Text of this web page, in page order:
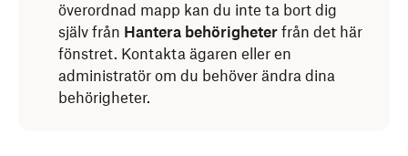
överordnad mapp kan du inte ta bort dig
själv från Hantera behörigheter från det här
fönstret. Kontakta ägaren eller en
administratör om du behöver ändra dina
behörigheter.